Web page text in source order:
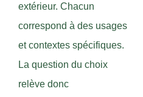
extérieur. Chacun
correspond à des usages
et contextes spécifiques.
La question du choix
relève donc